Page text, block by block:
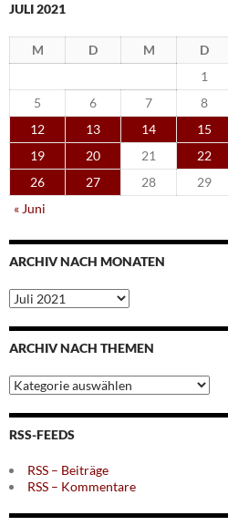
JULI 2021
M D M D
1
5
6 7 8
12
13 14 15
19
20 21 22
26
27 28 29
« Juni
ARCHIV NACH MONATEN
Archiv
nach
Monaten
ARCHIV NACH THEMEN
Archiv
nach
Themen
RSS-FEEDS
RSS – Beiträge
RSS – Kommentare